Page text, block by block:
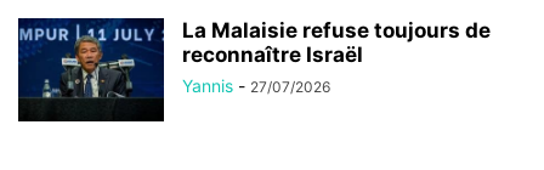
La Malaisie refuse toujours de
reconnaître Israël
Yannis - 27/07/2026